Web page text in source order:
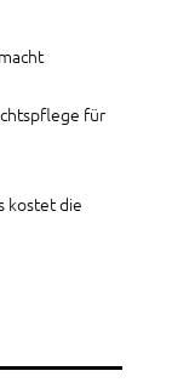
für
kostet die